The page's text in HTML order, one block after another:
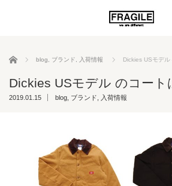
ホーム blog ブランド 入荷情報 Dickies USモデル
Dickies USモデル のコート
2019.01.15 blog ブランド 入荷情報